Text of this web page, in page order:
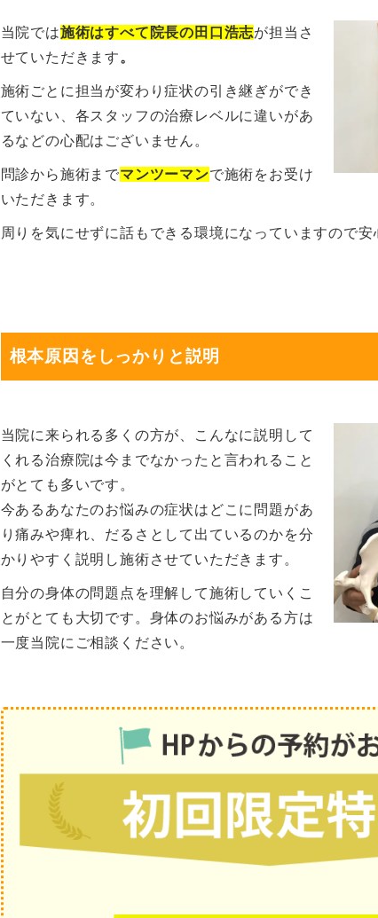
当院では施術はすべて院長の田口浩志が担当さ
せていただきます。
施術ごとに担当が変わり症状の引き継ぎができ
ていない、各スタッフの治療レベルに違いがあ
るなどの心配はございません。
問診から施術までマンツーマンで施術をお受け
いただきます。
周りを気にせずに話もできる環境になっていますので安
根本原因をしっかりと説明
当院に来られる多くの方が、こんなに説明して
くれる治療院は今までなかったと言われること
がとても多いです。
今あるあなたのお悩みの症状はどこに問題があ
り痛みや痺れ、だるさとして出ているのかを分
かりやすく説明し施術させていただきます。
自分の身体の問題点を理解して施術していくこ
とがとても大切です。身体のお悩みがある方は
一度当院にご相談ください。